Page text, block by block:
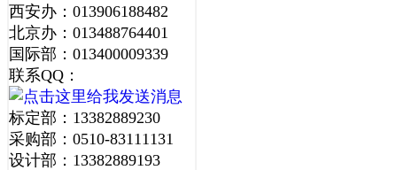
西安办：013906188482
北京办：013488764401
国际部：013400009339
联系QQ：
标定部：13382889230
采购部：0510-83111131
设计部：13382889193